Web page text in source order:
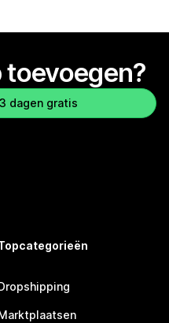
toevoegen?
dagen gratis